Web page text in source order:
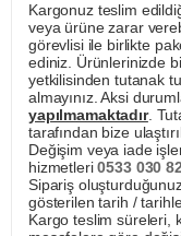
Kargonuz teslim
veya ürüne zarar
görevlisi ile birlikte
ediniz. Ürünlerinizde
yetkilisinden tutanak
almayınız. Aksi
yapılmamaktadır.
tarafından bize
Değişim veya iade
hizmetleri0533 030
Sipariş
gösterilen tarih /
Kargo teslim süreleri,